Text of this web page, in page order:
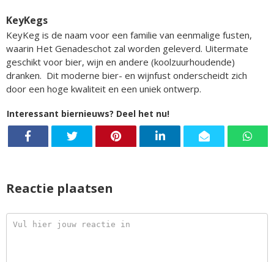
KeyKegs
KeyKeg is de naam voor een familie van eenmalige fusten,
waarin Het Genadeschot zal worden geleverd. Uitermate
geschikt voor bier, wijn en andere (koolzuurhoudende)
dranken. Dit moderne bier- en wijnfust onderscheidt zich
door een hoge kwaliteit en een uniek ontwerp.
Interessant biernieuws? Deel het nu!
Reactie plaatsen